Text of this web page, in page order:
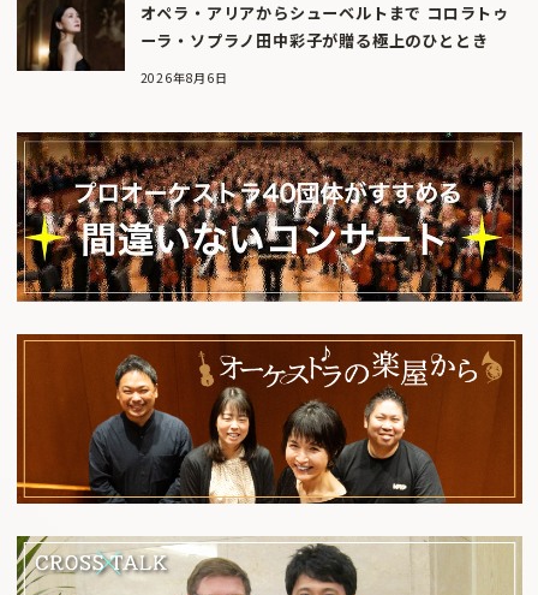
オペラ・アリアからシューベルトまで コロラトゥ
ーラ・ソプラノ田中彩子が贈る極上のひととき
2026年8月6日